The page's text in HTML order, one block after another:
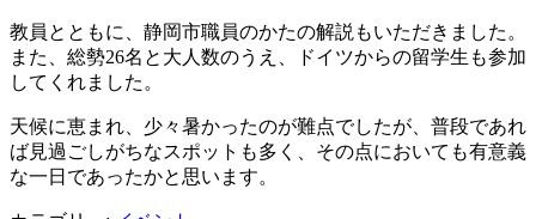
教員とともに、静岡市職員のかたの解説もいただきました。
また、総勢26名と大人数のうえ、ドイツからの留学生も参加
してくれました。
天候に恵まれ、少々暑かったのが難点でしたが、普段であれ
ば見過ごしがちなスポットも多く、その点においても有意義
な一日であったかと思います。